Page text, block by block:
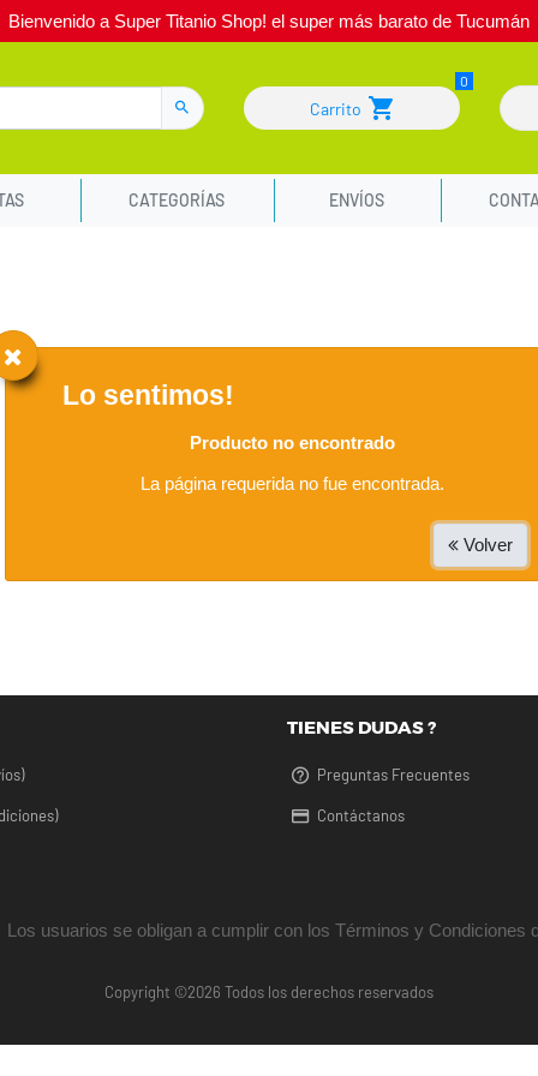
Bienvenido a Super Titanio Shop! el super más barato de Tucumán
Carrito
CATEGORÍAS ENVÍOS
Lo sentimos!
Producto no encontrado
La página requerida no fue encontrada.
Volver
TIENES DUDAS ?
Preguntas Frecuentes
Contáctanos
usuarios se obligan a cumplir con los Términos y Condiciones
Copyright ©2026 Todos los derechos reservados